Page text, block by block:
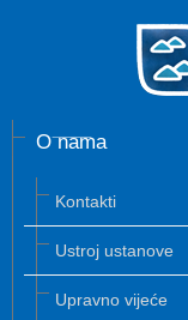
O nama
Kontakti
Ustroj ustanove
Upravno vijeće